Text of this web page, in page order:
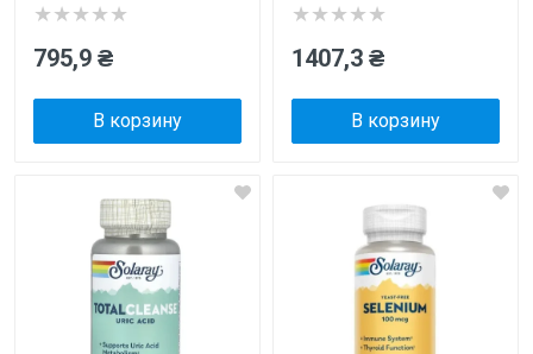
★★★★★
795,9 ₴
В корзину
★★★★★
1407,3 ₴
В корзину